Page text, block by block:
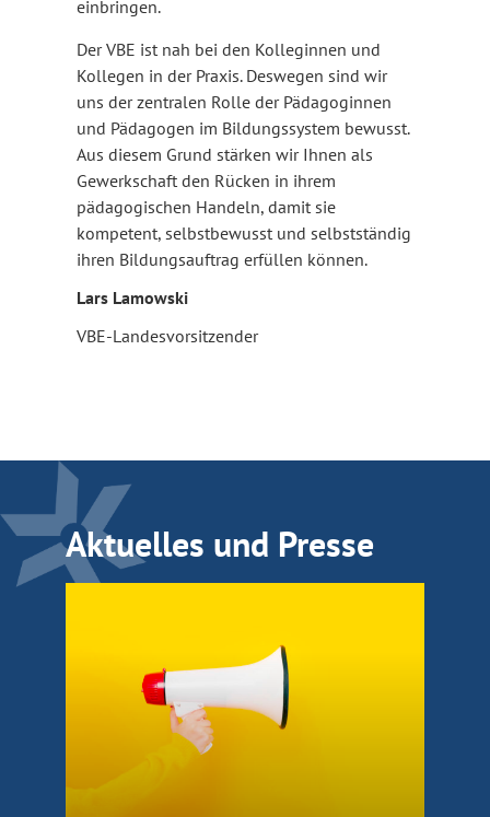
einbringen.
Der VBE ist nah bei den Kolleginnen und
Kollegen in der Praxis. Deswegen sind wir
uns der zentralen Rolle der Pädagoginnen
und Pädagogen im Bildungssystem bewusst.
Aus diesem Grund stärken wir Ihnen als
Gewerkschaft den Rücken in ihrem
pädagogischen Handeln, damit sie
kompetent, selbstbewusst und selbstständig
ihren Bildungsauftrag erfüllen können.
Lars Lamowski
VBE-Landesvorsitzender
Aktuelles und Presse